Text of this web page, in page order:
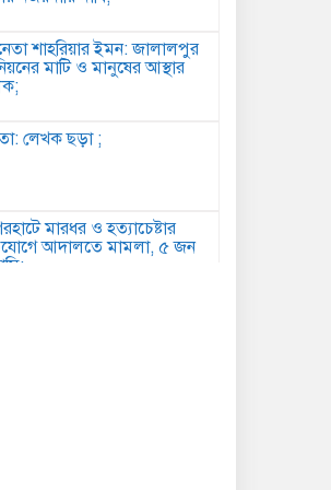
শাহরিয়ার ইমন: জালালপুর
মাটি ও মানুষের আস্থার
লেখক ছড়া ;
মারধর ও হত্যাচেষ্টার
আদালতে মামলা, ৫ জন